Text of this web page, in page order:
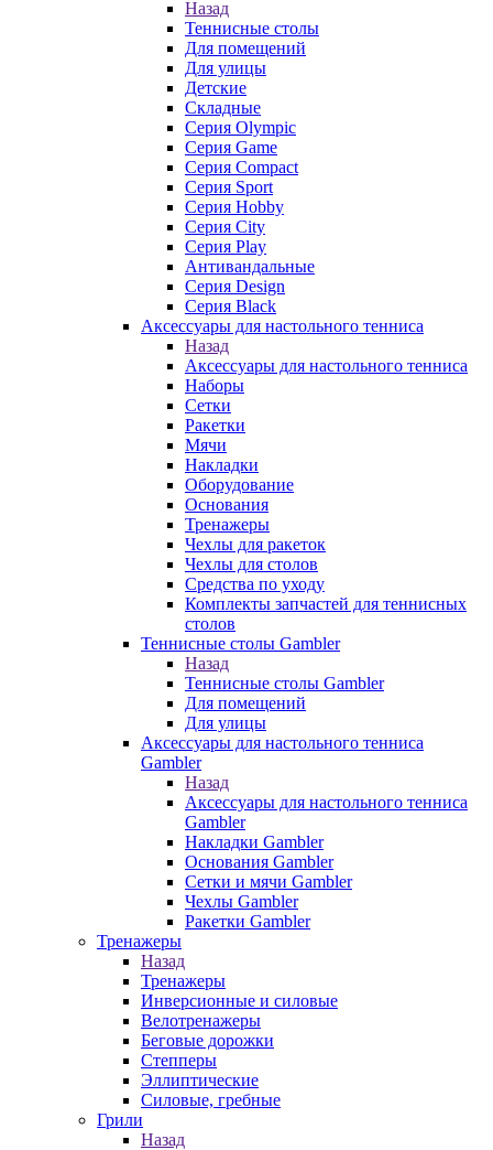
Назад
Теннисные столы
Для помещений
Для улицы
Детские
Складные
Серия Olympic
Серия Game
Серия Compact
Серия Sport
Серия Hobby
Серия City
Серия Play
Антивандальные
Серия Design
Серия Black
Аксессуары для настольного тенниса
Назад
Аксессуары для настольного тенниса
Наборы
Сетки
Ракетки
Мячи
Накладки
Оборудование
Основания
Тренажеры
Чехлы для ракеток
Чехлы для столов
Средства по уходу
Комплекты запчастей для теннисных
столов
Теннисные столы Gambler
Назад
Теннисные столы Gambler
Для помещений
Для улицы
Аксессуары для настольного тенниса
Gambler
Назад
Аксессуары для настольного тенниса
Gambler
Накладки Gambler
Основания Gambler
Сетки и мячи Gambler
Чехлы Gambler
Ракетки Gambler
Тренажеры
Назад
Тренажеры
Инверсионные и силовые
Велотренажеры
Беговые дорожки
Степперы
Эллиптические
Силовые, гребные
Грили
Назад